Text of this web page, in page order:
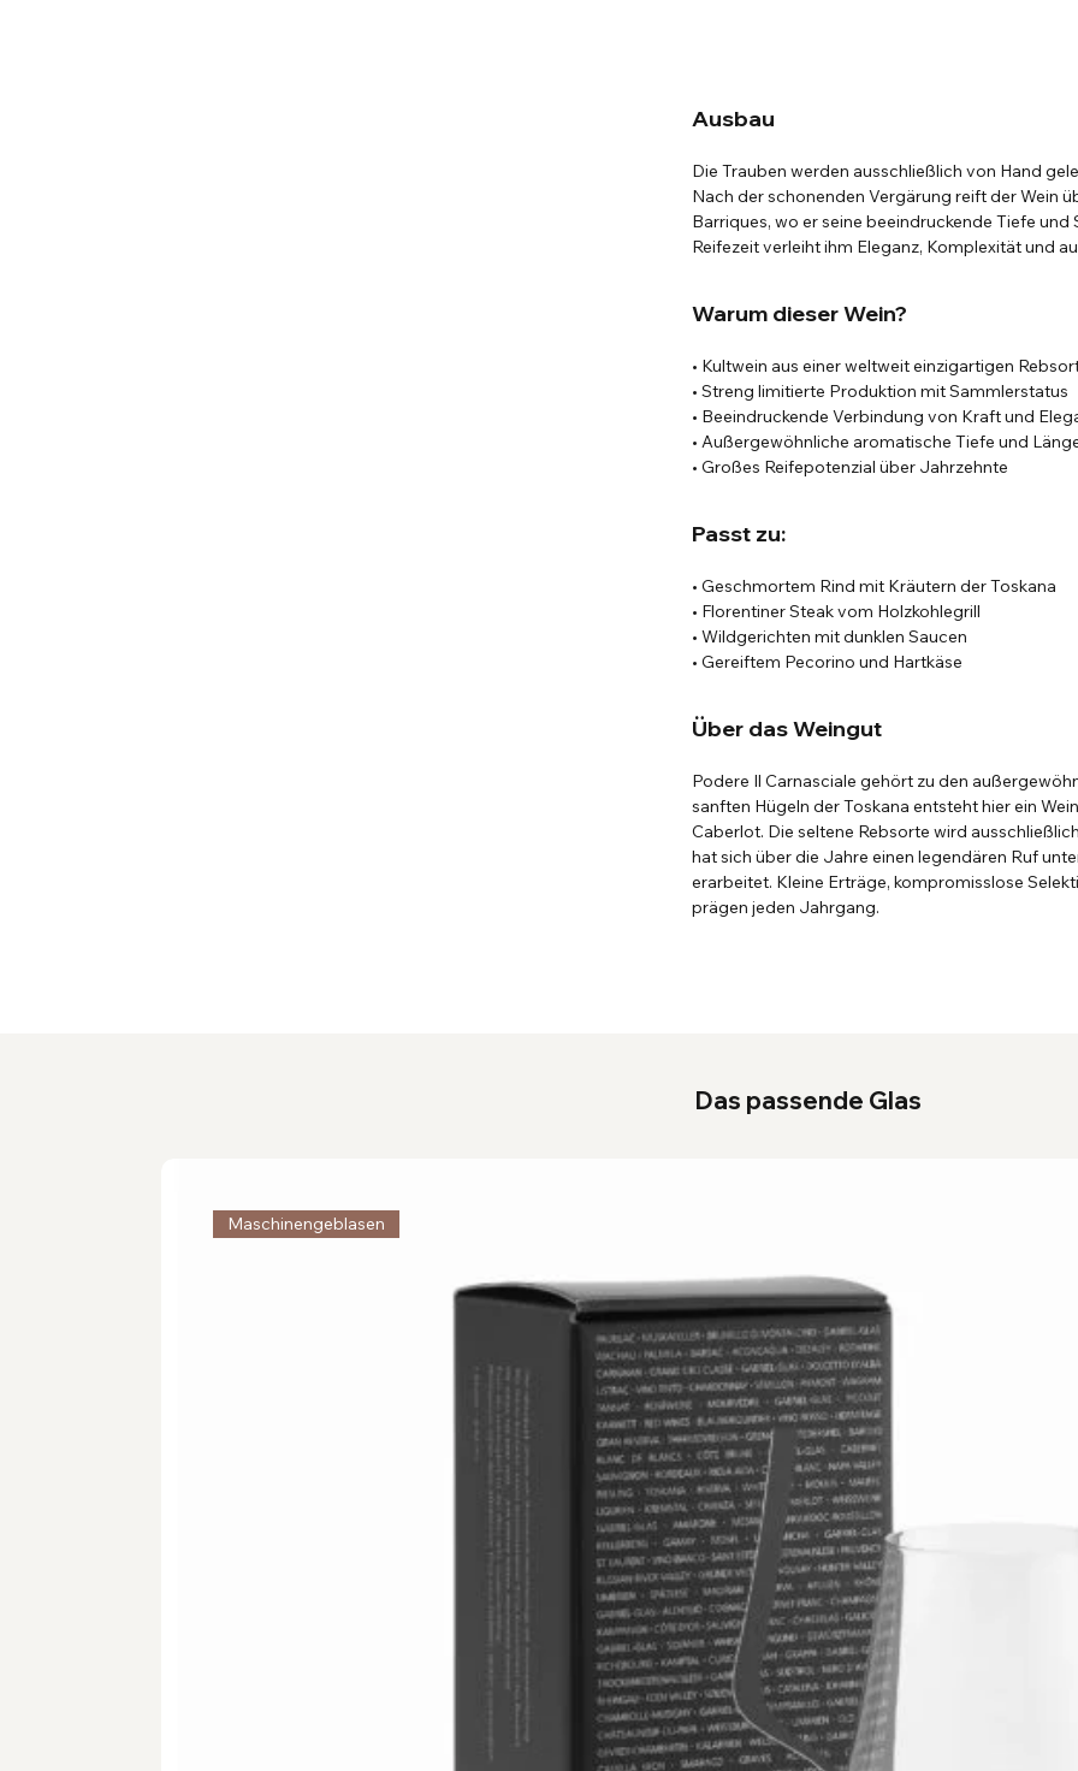
Das passende Glas
Maschinengeblasen
Ausbau
Die Trauben werden ausschließlich von Hand
Nach der schonenden Vergärung reift der Wein
Barriques, wo er seine beeindruckende Tiefe und
Reifezeit verleiht ihm Eleganz, Komplexität und
Warum dieser Wein?
• Kultwein aus einer weltweit einzigartigen
• Streng limitierte Produktion mit Sammlerstatus
• Beeindruckende Verbindung von Kraft und
• Außergewöhnliche aromatische Tiefe und
• Großes Reifepotenzial über Jahrzehnte
Passt zu:
• Geschmortem Rind mit Kräutern der Toskana
• Florentiner Steak vom Holzkohlegrill
• Wildgerichten mit dunklen Saucen
• Gereiftem Pecorino und Hartkäse
Über das Weingut
Podere Il Carnasciale gehört zu den
sanften Hügeln der Toskana entsteht hier ein
Caberlot. Die seltene Rebsorte wird
hat sich über die Jahre einen legendären Ruf
erarbeitet. Kleine Erträge, kompromisslose
prägen jeden Jahrgang.